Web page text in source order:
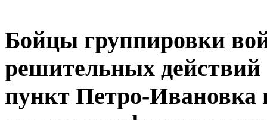
Бойцы группировки
решительных действий
пункт Петро-Ивановка